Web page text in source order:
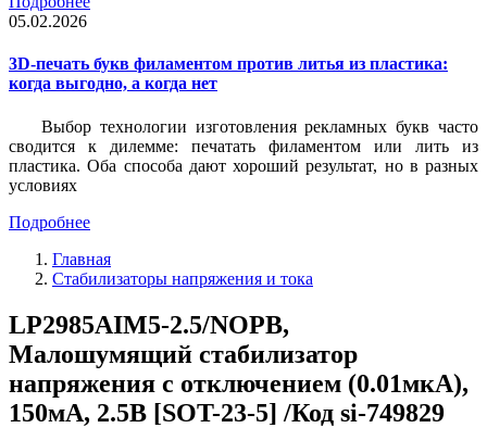
05.02.2026
3D-печать букв филаментом против литья из пластика:
когда выгодно, а когда нет
Выбор технологии изготовления рекламных букв часто
сводится к дилемме: печатать филаментом или лить из
пластика. Оба способа дают хороший результат, но в разных
условиях
Подробнее
Главная
Стабилизаторы напряжения и тока
LP2985AIM5-2.5/NOPB,
Малошумящий стабилизатор
напряжения с отключением (0.01мкА),
150мА, 2.5В [SOT-23-5] /Код si-749829